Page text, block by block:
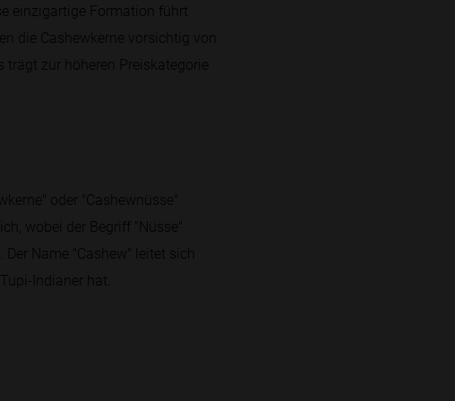
einzigartige Formation führt
die Cashewkerne vorsichtig von
trägt zur höheren Preiskategorie
oder "Cashewnüsse"
wobei der Begriff "Nüsse"
Name "Cashew" leitet sich
Indianer hat.